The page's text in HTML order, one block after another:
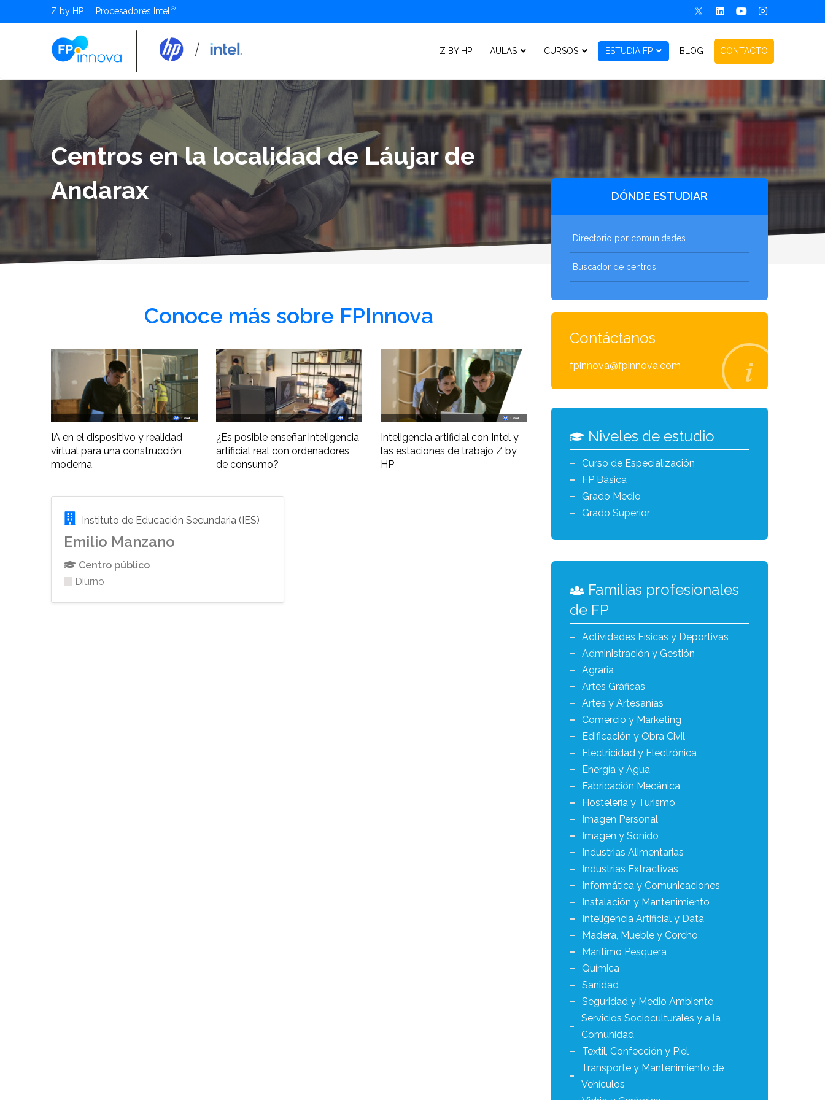
Z by HP Procesadores Intel
Z BY HP AULAS CURSOS ESTUDIA FP BLOG CONTACTO
Centros en la localidad de Láujar de
Andarax
Conoce más sobre FPInnova
IA en el dispositivo y realidad
virtual para una construcción
moderna
¿Es posible enseñar inteligencia
artificial real con ordenadores
de consumo?
Inteligencia artificial con Intel y
las estaciones de trabajo Z by
HP
Instituto de Educación Secundaria (IES)
Emilio Manzano
Centro público
Diurno
DÓNDE ESTUDIAR
Directorio por comunidades
Buscador de centros
Contáctanos
fpinnova@fpinnova.com
Niveles de estudio
Curso de Especialización
FP Básica
Grado Medio
Grado Superior
Familias profesionales
de FP
Actividades Físicas y Deportivas
Administración y Gestión
Agraria
Artes Gráficas
Artes y Artesanías
Comercio y Marketing
Edificación y Obra Civil
Electricidad y Electrónica
Energía y Agua
Fabricación Mecánica
Hostelería y Turismo
Imagen Personal
Imagen y Sonido
Industrias Alimentarias
Industrias Extractivas
Informática y Comunicaciones
Instalación y Mantenimiento
Inteligencia Artificial y Data
Madera, Mueble y Corcho
Marítimo Pesquera
Química
Sanidad
Seguridad y Medio Ambiente
Servicios Socioculturales y a la
Comunidad
Textil, Confección y Piel
Transporte y Mantenimiento de
Vehículos